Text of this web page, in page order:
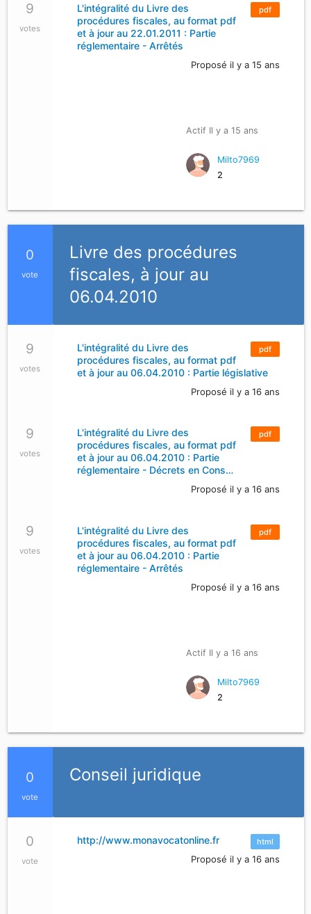
9
votes
pdf
L'intégralité du Livre des
procédures fiscales, au format pdf
et à jour au 22.01.2011 : Partie
réglementaire - Arrêtés
Proposé il y a 15 ans
Actif Il y a 15 ans
Milto7969
2
0
vote
Livre des procédures
fiscales, à jour au
06.04.2010
9
votes
pdf
L'intégralité du Livre des
procédures fiscales, au format pdf
et à jour au 06.04.2010 : Partie législative
Proposé il y a 16 ans
9
votes
pdf
L'intégralité du Livre des
procédures fiscales, au format pdf
et à jour au 06.04.2010 : Partie
réglementaire - Décrets en Cons…
Proposé il y a 16 ans
9
votes
pdf
L'intégralité du Livre des
procédures fiscales, au format pdf
et à jour au 06.04.2010 : Partie
réglementaire - Arrêtés
Proposé il y a 16 ans
Actif Il y a 16 ans
Milto7969
2
0
vote
Conseil juridique
0
vote
html
http://www.monavocatonline.fr
Proposé il y a 16 ans